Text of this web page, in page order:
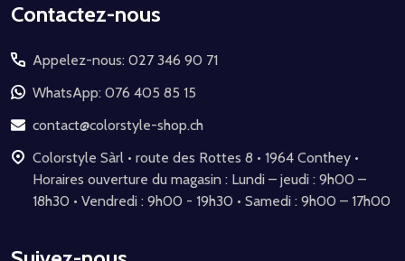
Début
pied
de
page
Contactez-nous
Appelez-nous: 027 346 90 71
WhatsApp: 076 405 85 15
contact@colorstyle-shop.ch
Colorstyle Sàrl • route des Rottes 8 • 1964 Conthey •
Horaires ouverture du magasin : Lundi – jeudi : 9h00 –
18h30 • Vendredi : 9h00 - 19h30 • Samedi : 9h00 – 17h00